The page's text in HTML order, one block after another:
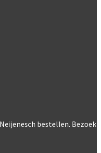
bestellen. Bezoek